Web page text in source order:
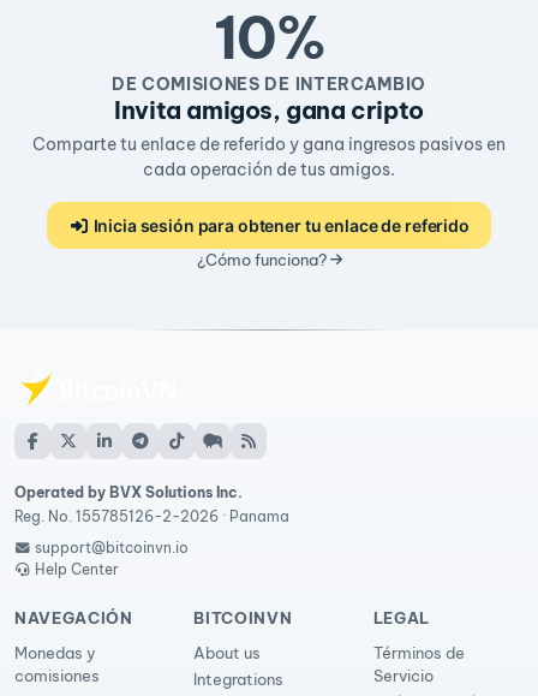
10%
DE COMISIONES DE INTERCAMBIO
Invita amigos, gana cripto
Comparte tu enlace de referido y gana ingresos pasivos en
cada operación de tus amigos.
Inicia sesión para obtener tu enlace de referido
¿Cómo funciona?
Operated by BVX Solutions Inc.
Reg. No. 155785126-2-2026 · Panama
support@bitcoinvn.io
Help Center
NAVEGACIÓN
Monedas y
comisiones
BITCOINVN
About us
Integrations
LEGAL
Términos de
Servicio